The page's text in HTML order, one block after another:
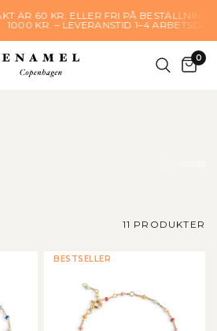
ELLER FRI PÅ BESTÄLLNINGAR ÖVER
1–4 ARBETSDAGAR
0
11 PRODUKTER
BESTSELLER